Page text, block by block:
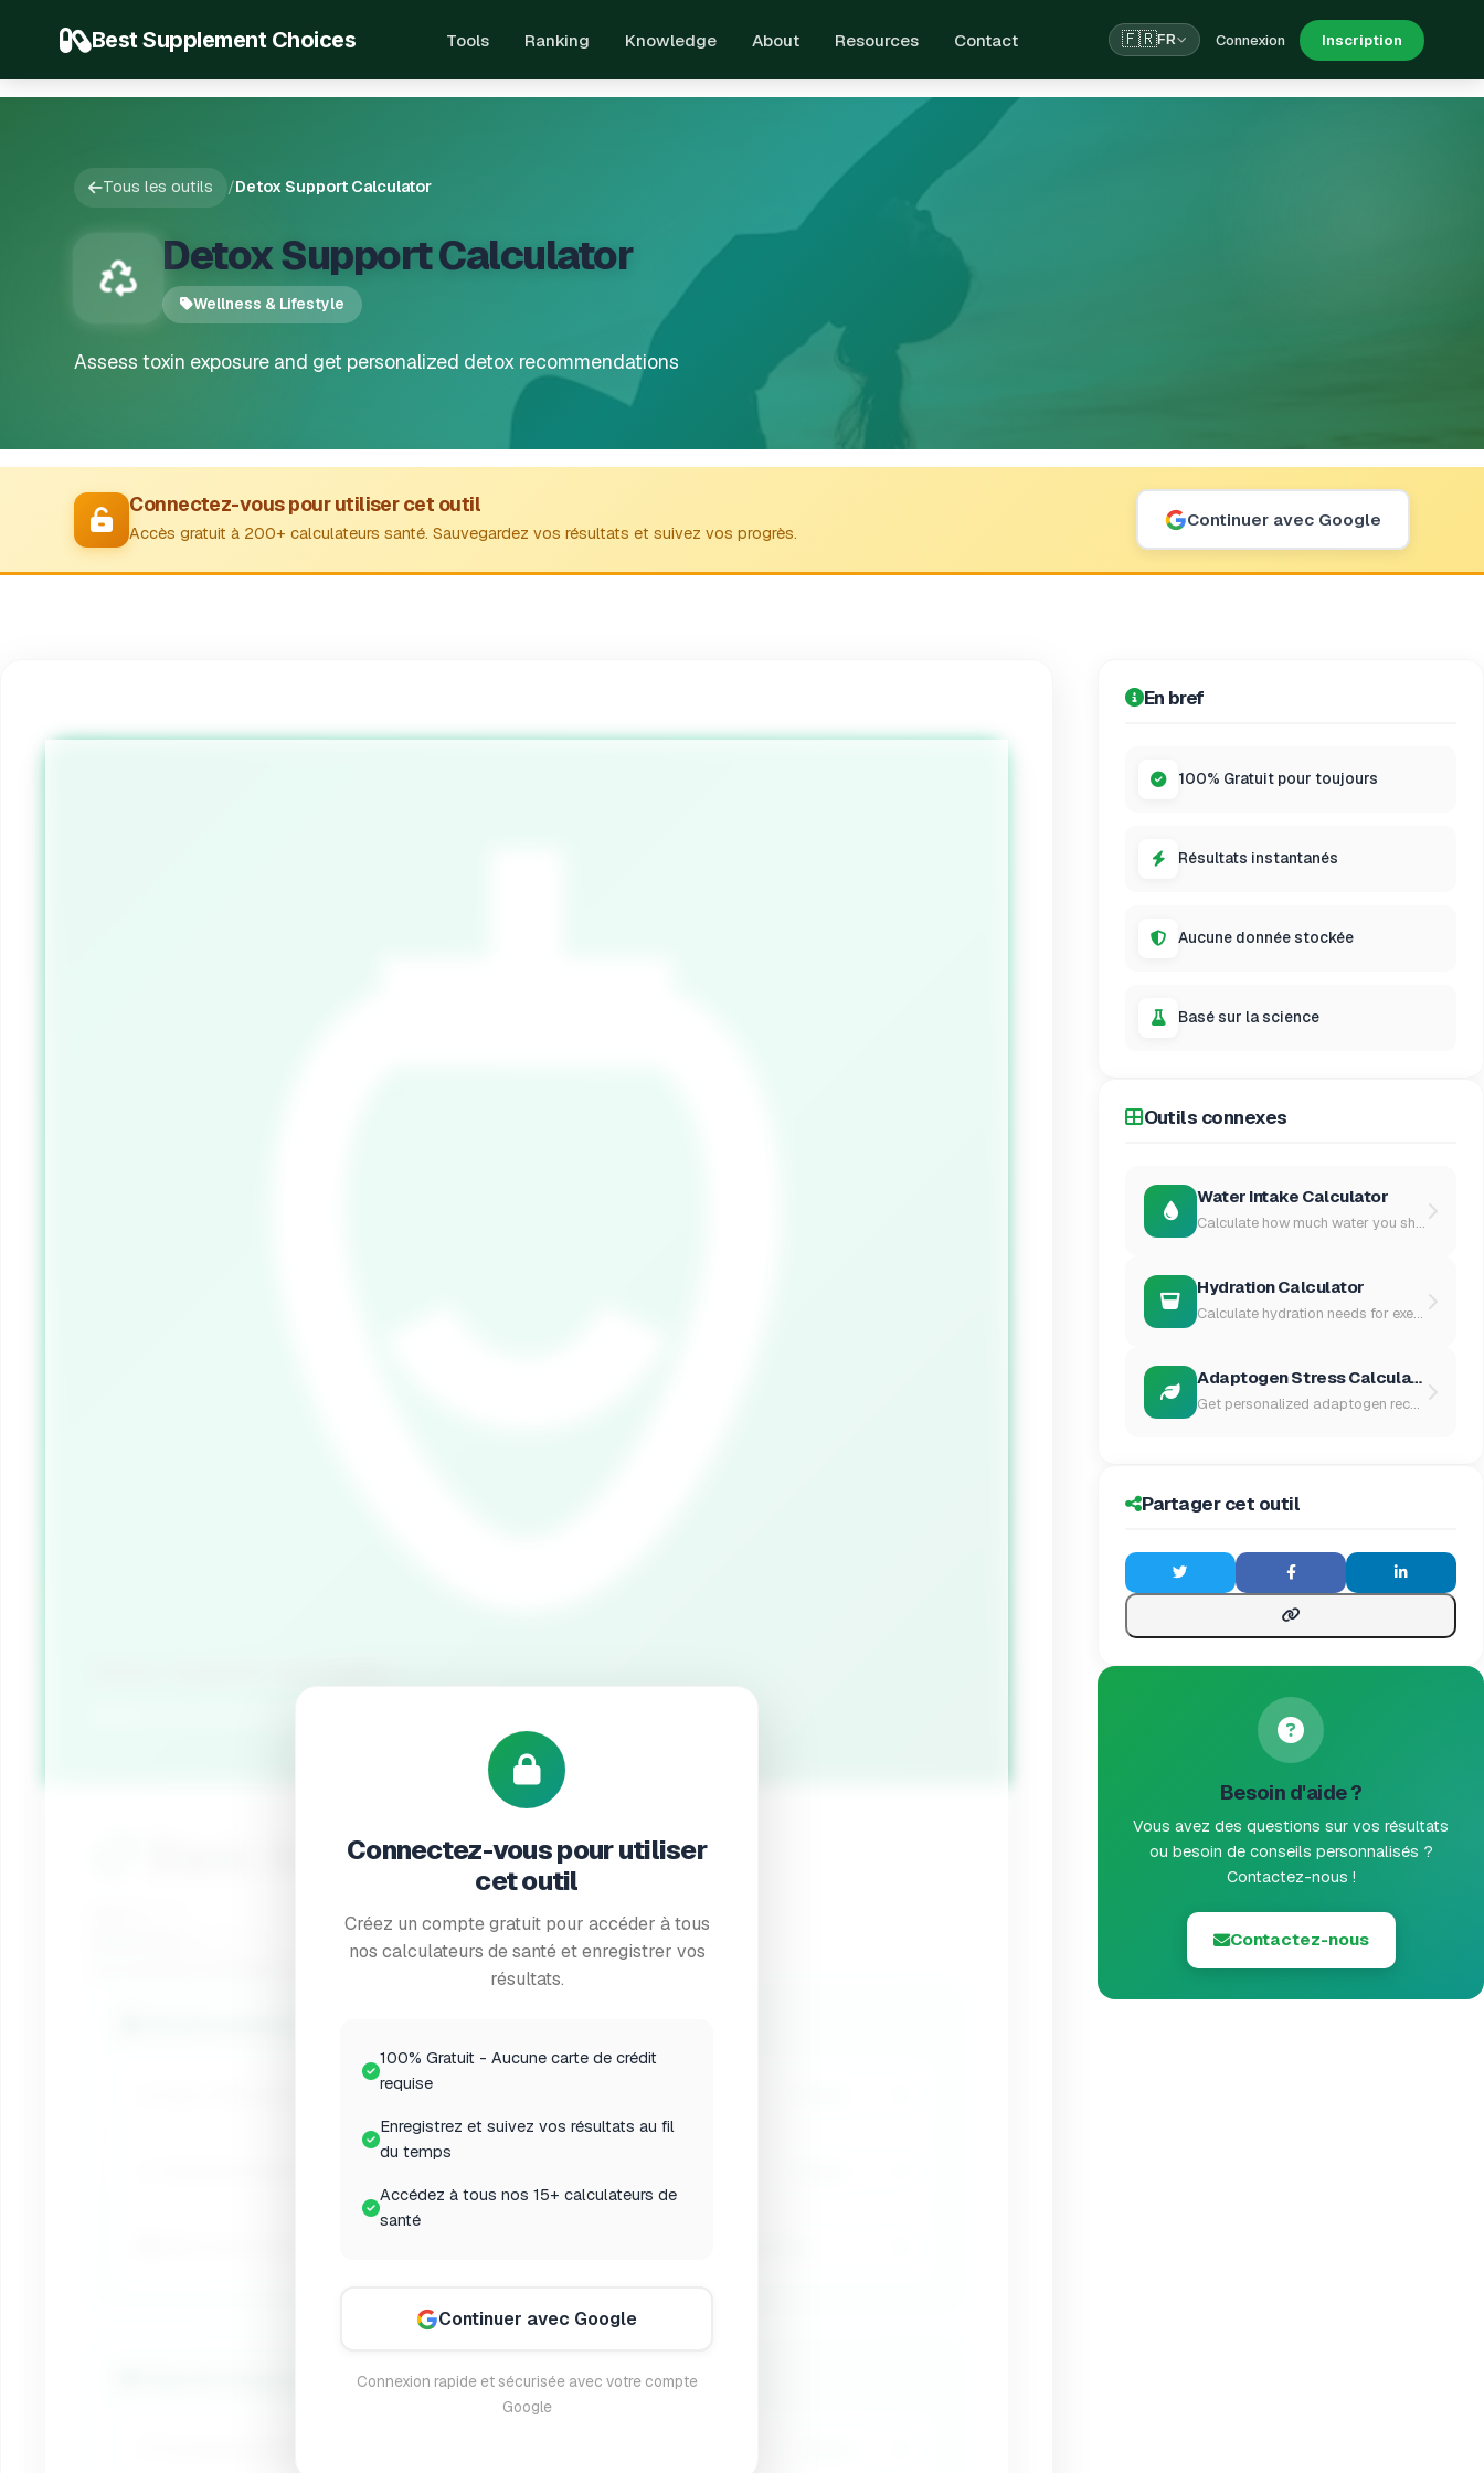
Best Supplement Choices Tools Ranking Knowledge About Resources Contact 🇫🇷FR Connexion Inscription
Tous les outils /Detox Support Calculator
Detox Support Calculator
Wellness & Lifestyle
Assess toxin exposure and get personalized detox recommendations
Connectez-vous pour utiliser cet outil
Accès gratuit à 200+ calculateurs santé. Sauvegardez vos résultats et suivez vos progrès.
Continuer avec Google
Basic Information
🚗 Heavy traffic exposure (commuting, living near roads)
🍔 Diet & Consumption
Connectez-vous pour utiliser
cet outil
Créez un compte gratuit pour accéder à tous
nos calculateurs de santé et enregistrer vos
résultats.
100% Gratuit - Aucune carte de crédit
requise
Enregistrez et suivez vos résultats au fil
du temps
Accédez à tous nos 15+ calculateurs de
santé
Continuer avec Google
Connexion rapide et sécurisée avec votre compte
Google
En bref
100% Gratuit pour toujours
Résultats instantanés
Aucune donnée stockée
Basé sur la science
Outils connexes
Water Intake Calculator
Calculate how much water you should...
Hydration Calculator
Calculate hydration needs for exerc...
Adaptogen Stress Calculator
Get personalized adaptogen recommen...
Partager cet outil
Besoin d'aide ?
Vous avez des questions sur vos résultats
ou besoin de conseils personnalisés ?
Contactez-nous !
Contactez-nous